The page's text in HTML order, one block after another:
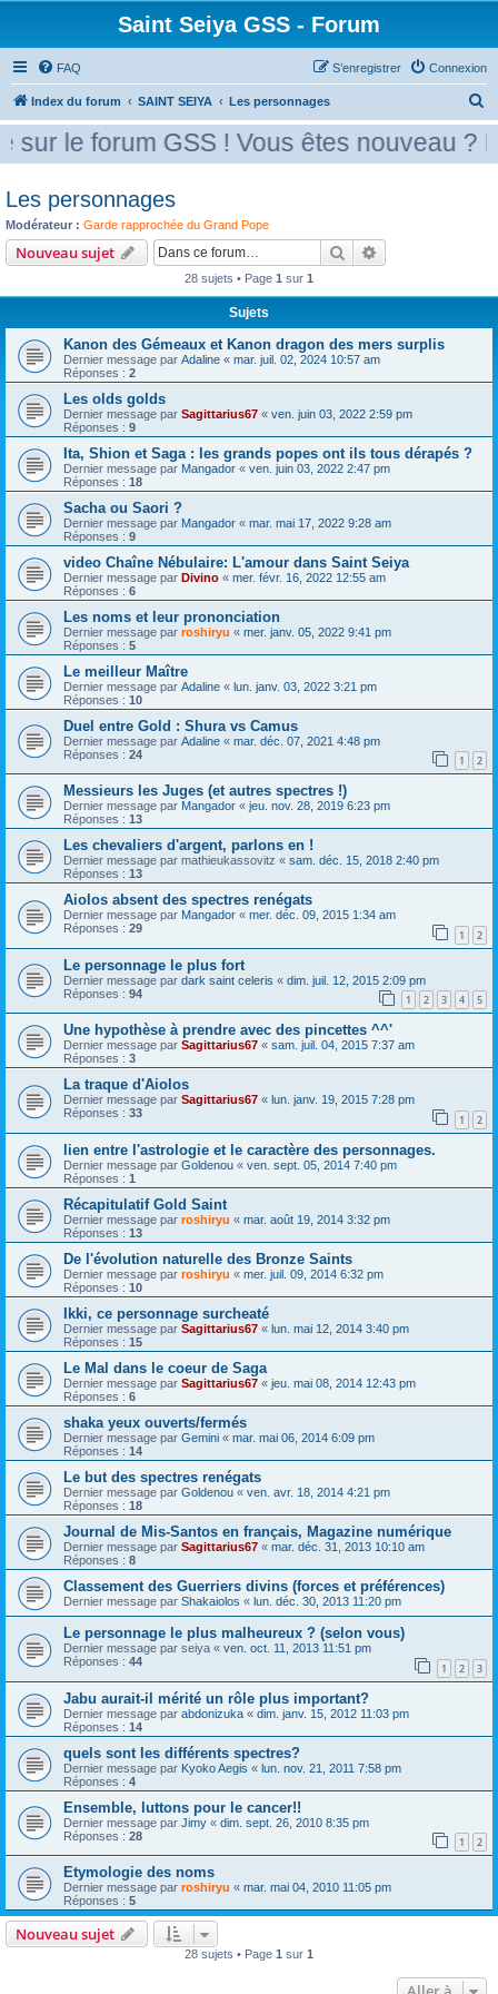
Saint Seiya GSS - Forum
FAQ Connexion
S’enregistrer
Index du forum SAINT SEIYA Les personnages
e
c
le forum GSS ! Vous êtes nouveau ?
Les personnages
Modérateur : Garde rapprochée du Grand Pope
Nouveau sujet Rechercher
28 sujets • Page 1 sur 1
Sujets
Kanon des Gémeaux et Kanon dragon des mers surplis
Dernier message par Adaline « mar. juil. 02, 2024 10:57 am
Réponses : 2
Les olds golds
Dernier message par Sagittarius67 « ven. juin 03, 2022 2:59 pm
Réponses : 9
Ita, Shion et Saga : les grands popes ont ils tous dérapés ?
Dernier message par Mangador « ven. juin 03, 2022 2:47 pm
Réponses : 18
Sacha ou Saori ?
Dernier message par Mangador « mar. mai 17, 2022 9:28 am
Réponses : 9
video Chaîne Nébulaire: L'amour dans Saint Seiya
Dernier message par Divino « mer. févr. 16, 2022 12:55 am
Réponses : 6
Les noms et leur prononciation
Dernier message par roshiryu « mer. janv. 05, 2022 9:41 pm
Réponses : 5
Le meilleur Maître
Dernier message par Adaline « lun. janv. 03, 2022 3:21 pm
Réponses : 10
Duel entre Gold : Shura vs Camus
Dernier message par Adaline « mar. déc. 07, 2021 4:48 pm
Réponses : 24 1 2
Messieurs les Juges (et autres spectres !)
Dernier message par Mangador « jeu. nov. 28, 2019 6:23 pm
Réponses : 13
Les chevaliers d'argent, parlons en !
Dernier message par mathieukassovitz « sam. déc. 15, 2018 2:40 pm
Réponses : 13
Aiolos absent des spectres renégats
Dernier message par Mangador « mer. déc. 09, 2015 1:34 am
Réponses : 29 1 2
Le personnage le plus fort
Dernier message par dark saint celeris « dim. juil. 12, 2015 2:09 pm
Réponses : 94 1 2 3 4 5
Une hypothèse à prendre avec des pincettes ^^'
Dernier message par Sagittarius67 « sam. juil. 04, 2015 7:37 am
Réponses : 3
La traque d'Aiolos
Dernier message par Sagittarius67 « lun. janv. 19, 2015 7:28 pm
Réponses : 33 1 2
lien entre l'astrologie et le caractère des personnages.
Dernier message par Goldenou « ven. sept. 05, 2014 7:40 pm
Réponses : 1
Récapitulatif Gold Saint
Dernier message par roshiryu « mar. août 19, 2014 3:32 pm
Réponses : 13
De l'évolution naturelle des Bronze Saints
Dernier message par roshiryu « mer. juil. 09, 2014 6:32 pm
Réponses : 10
Ikki, ce personnage surcheaté
Dernier message par Sagittarius67 « lun. mai 12, 2014 3:40 pm
Réponses : 15
Le Mal dans le coeur de Saga
Dernier message par Sagittarius67 « jeu. mai 08, 2014 12:43 pm
Réponses : 6
shaka yeux ouverts/fermés
Dernier message par Gemini « mar. mai 06, 2014 6:09 pm
Réponses : 14
Le but des spectres renégats
Dernier message par Goldenou « ven. avr. 18, 2014 4:21 pm
Réponses : 18
Journal de Mis-Santos en français, Magazine numérique
Dernier message par Sagittarius67 « mar. déc. 31, 2013 10:10 am
Réponses : 8
Classement des Guerriers divins (forces et préférences)
Dernier message par Shakaiolos « lun. déc. 30, 2013 11:20 pm
Le personnage le plus malheureux ? (selon vous)
Dernier message par seiya « ven. oct. 11, 2013 11:51 pm
Réponses : 44 1 2 3
Jabu aurait-il mérité un rôle plus important?
Dernier message par abdonizuka « dim. janv. 15, 2012 11:03 pm
Réponses : 14
quels sont les différents spectres?
Dernier message par Kyoko Aegis « lun. nov. 21, 2011 7:58 pm
Réponses : 4
Ensemble, luttons pour le cancer!!
Dernier message par Jimy « dim. sept. 26, 2010 8:35 pm
Réponses : 28 1 2
Etymologie des noms
Dernier message par roshiryu « mar. mai 04, 2010 11:05 pm
Réponses : 5
Nouveau sujet
28 sujets • Page 1 sur 1